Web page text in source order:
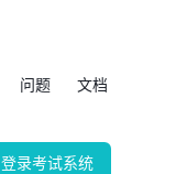
问题
文档
登录考试系统